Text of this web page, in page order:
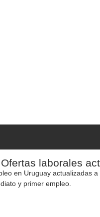
laborales
en Uruguay actualizadas
y primer empleo.